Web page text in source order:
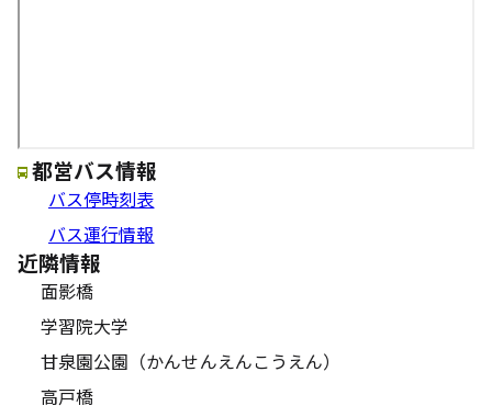
都営バス情報
バス停時刻表
バス運行情報
近隣情報
面影橋
学習院大学
甘泉園公園（かんせんえんこうえん）
高戸橋